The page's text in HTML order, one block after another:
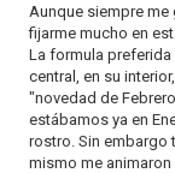
Aunque siempre
fijarme mucho en
La formula
central, en su
"novedad de
estábamos ya en
rostro. Sin embargo
mismo me